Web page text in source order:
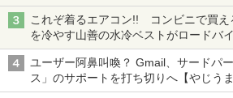
真や映像を使った投資詐欺などへの対
これぞ着るエアコン!! コンビニで買え
を冷やす山善の水冷ベストがロードバ
ち・ざ・ろーど！その14】【空いた時
ユーザー阿鼻叫喚？ Gmail、サードパ
ス」のサポートを打ち切りへ【やじうま